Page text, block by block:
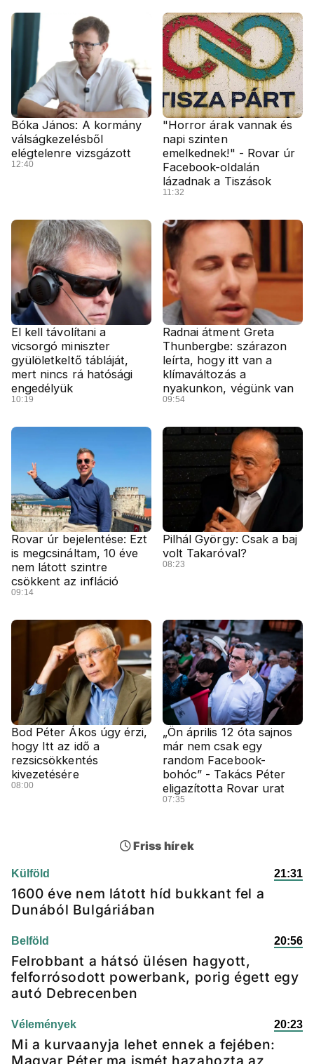
Bóka János: A kormány
válságkezelésből
elégtelenre vizsgázott
12:40
"Horror árak vannak és
napi szinten
emelkednek!" - Rovar úr
Facebook-oldalán
lázadnak a Tiszások
11:32
El kell távolítani a
vicsorgó miniszter
gyülöletkeltő tábláját,
mert nincs rá hatósági
engedélyük
10:19
Radnai átment Greta
Thunbergbe: szárazon
leírta, hogy itt van a
klímaváltozás a
nyakunkon, végünk van
09:54
Rovar úr bejelentése: Ezt
is megcsináltam, 10 éve
nem látott szintre
csökkent az infláció
09:14
Pilhál György: Csak a baj
volt Takaróval?
08:23
Bod Péter Ákos úgy érzi,
hogy Itt az idő a
rezsicsökkentés
kivezetésére
08:00
„Ön április 12 óta sajnos
már nem csak egy
random Facebook-
bohóc” - Takács Péter
eligazította Rovar urat
07:35
Friss hírek
Külföld 21:31
1600 éve nem látott híd bukkant fel a
Dunából Bulgáriában
Belföld 20:56
Felrobbant a hátsó ülésen hagyott,
felforrósodott powerbank, porig égett egy
autó Debrecenben
Vélemények 20:23
Mi a kurvaanyja lehet ennek a fejében: